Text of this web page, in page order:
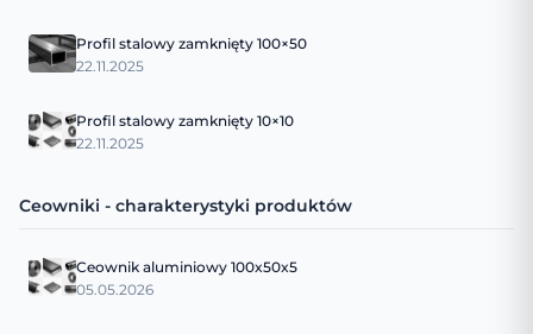
Profil stalowy zamknięty 100×50
22.11.2025
Profil stalowy zamknięty 10×10
22.11.2025
Ceowniki - charakterystyki produktów
Ceownik aluminiowy 100x50x5
05.05.2026